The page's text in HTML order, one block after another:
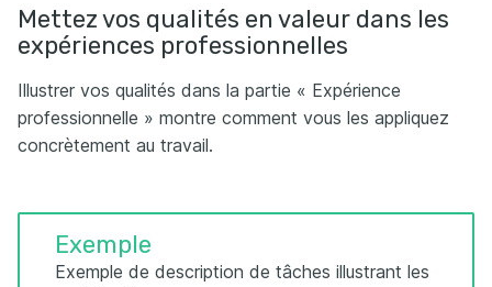
Mettez vos qualités en valeur dans les
expériences professionnelles
Illustrer vos qualités dans la partie « Expérience
professionnelle » montre comment vous les appliquez
concrètement au travail.
Exemple
Exemple de description de tâches illustrant les